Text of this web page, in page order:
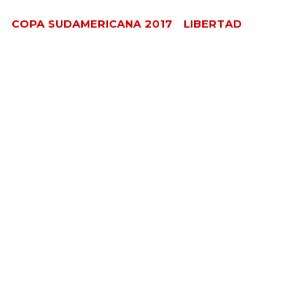
COPA SUDAMERICANA 2017
LIBERTAD